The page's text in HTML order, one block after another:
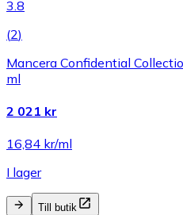
3.8
(2)
Mancera Confidential
ml
2 021 kr
16,84 kr/ml
I lager
Till butik